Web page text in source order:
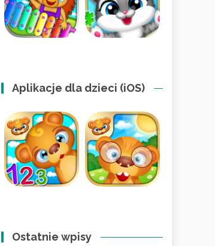
zrozumienia
Aplikacje dla dzieci (iOS)
Ostatnie wpisy